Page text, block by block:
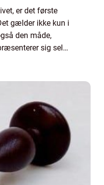
er det første
gælder ikke kun i
den måde,
sig selv